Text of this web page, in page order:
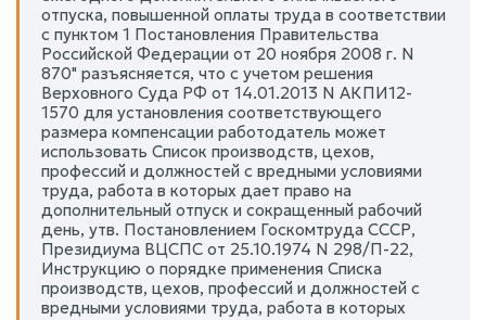
отпуска, повышенной оплаты труда в соответствии
с пунктом 1 Постановления Правительства
Российской Федерации от 20 ноября 2008 г. N
870" разъясняется, что с учетом решения
Верховного Суда РФ от 14.01.2013 N АКПИ12-
1570 для установления соответствующего
размера компенсации работодатель может
использовать Список производств, цехов,
профессий и должностей с вредными условиями
труда, работа в которых дает право на
дополнительный отпуск и сокращенный рабочий
день, утв. Постановлением Госкомтруда СССР,
Президиума ВЦСПС от 25.10.1974 N 298/П-22,
Инструкцию о порядке применения Списка
производств, цехов, профессий и должностей с
вредными условиями труда, работа в которых